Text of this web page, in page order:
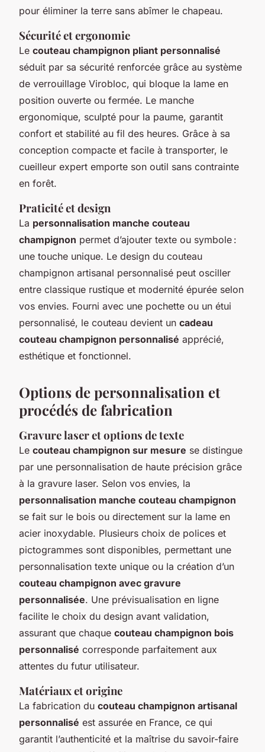
pour éliminer la terre sans abîmer le chapeau.
Sécurité et ergonomie
Le couteau champignon pliant personnalisé
séduit par sa sécurité renforcée grâce au système
de verrouillage Virobloc, qui bloque la lame en
position ouverte ou fermée. Le manche
ergonomique, sculpté pour la paume, garantit
confort et stabilité au fil des heures. Grâce à sa
conception compacte et facile à transporter, le
cueilleur expert emporte son outil sans contrainte
en forêt.
Praticité et design
La personnalisation manche couteau
champignon permet d’ajouter texte ou symbole :
une touche unique. Le design du couteau
champignon artisanal personnalisé peut osciller
entre classique rustique et modernité épurée selon
vos envies. Fourni avec une pochette ou un étui
personnalisé, le couteau devient un cadeau
couteau champignon personnalisé apprécié,
esthétique et fonctionnel.
Options de personnalisation et
procédés de fabrication
Gravure laser et options de texte
Le couteau champignon sur mesure se distingue
par une personnalisation de haute précision grâce
à la gravure laser. Selon vos envies, la
personnalisation manche couteau champignon
se fait sur le bois ou directement sur la lame en
acier inoxydable. Plusieurs choix de polices et
pictogrammes sont disponibles, permettant une
personnalisation texte unique ou la création d’un
couteau champignon avec gravure
personnalisée. Une prévisualisation en ligne
facilite le choix du design avant validation,
assurant que chaque couteau champignon bois
personnalisé corresponde parfaitement aux
attentes du futur utilisateur.
Matériaux et origine
La fabrication du couteau champignon artisanal
personnalisé est assurée en France, ce qui
garantit l’authenticité et la maîtrise du savoir-faire